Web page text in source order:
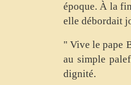
époque. À la
elle débordait
" Vive le pape
au simple
dignité.